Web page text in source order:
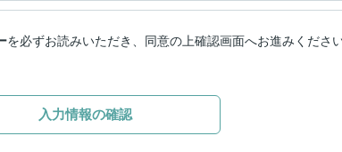
を必ずお読みいただき、同意の上確認画面へお進みください
入力情報の確認